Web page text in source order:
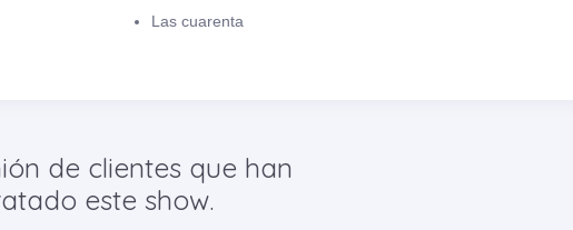
Las cuarenta
de clientes que han
este show.